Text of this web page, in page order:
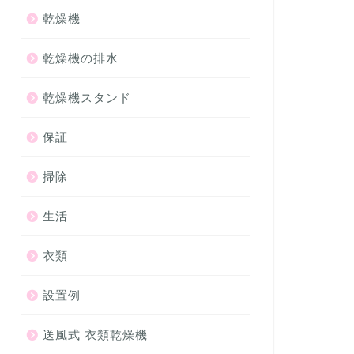
乾燥機
乾燥機の排水
乾燥機スタンド
保証
掃除
生活
衣類
設置例
送風式 衣類乾燥機